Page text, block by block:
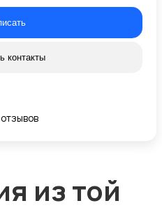
контакты
из той